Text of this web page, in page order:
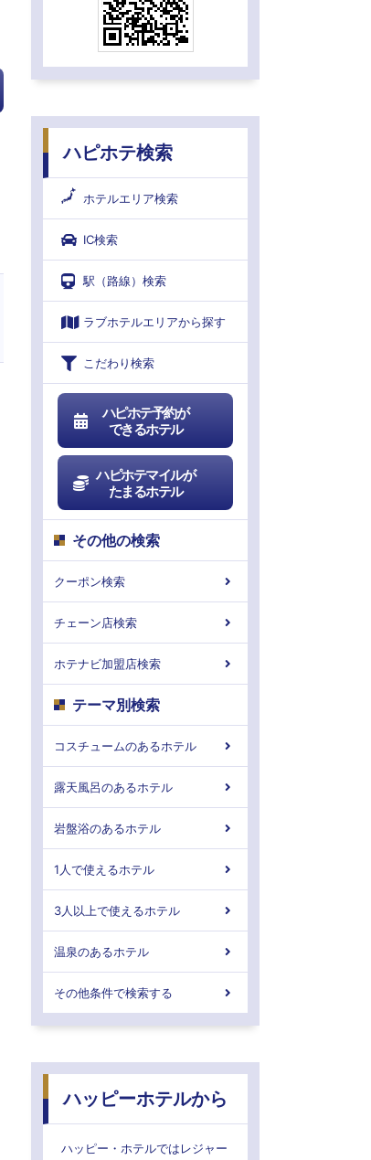
ハピホテ検索
ホテルエリア検索
IC検索
駅（路線）検索
ラブホテルエリアから探す
こだわり検索
ハピホテ予約が
できるホテル
ハピホテマイルが
たまるホテル
その他の検索
クーポン検索
チェーン店検索
ホテナビ加盟店検索
テーマ別検索
コスチュームのあるホテル
露天風呂のあるホテル
岩盤浴のあるホテル
1人で使えるホテル
3人以上で使えるホテル
温泉のあるホテル
その他条件で検索する
ハッピーホテルから
ハッピー・ホテルではレジャー